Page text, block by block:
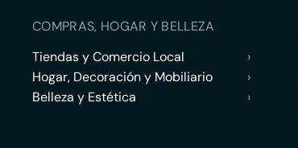
COMPRAS, HOGAR Y BELLEZA
Tiendas y Comercio Local
›
Hogar, Decoración y Mobiliario
›
Belleza y Estética
›